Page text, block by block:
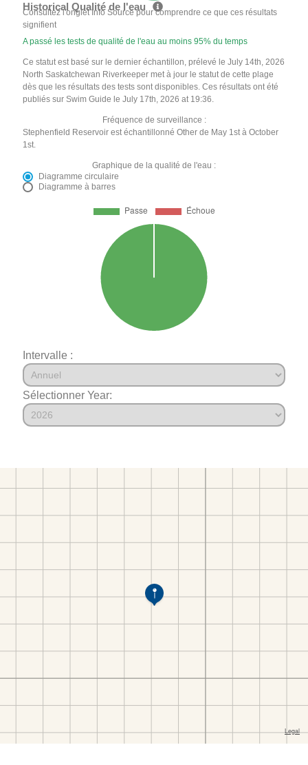
Historical Qualité de l'eau
Consultez l'onglet Info Source pour comprendre ce que ces résultats
signifient
A passé les tests de qualité de l'eau au moins 95% du temps
Ce statut est basé sur le dernier échantillon, prélevé le July 14th, 2026
North Saskatchewan Riverkeeper met à jour le statut de cette plage
dès que les résultats des tests sont disponibles. Ces résultats ont été
publiés sur Swim Guide le July 17th, 2026 at 19:36.
Fréquence de surveillance :
Stephenfield Reservoir est échantillonné Other de May 1st à October
1st.
Graphique de la qualité de l'eau :
Diagramme circulaire
Diagramme à barres
Intervalle :
Sélectionner Year: